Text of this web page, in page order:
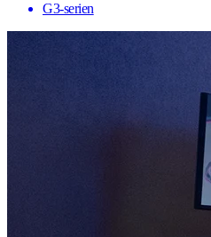
G3-serien